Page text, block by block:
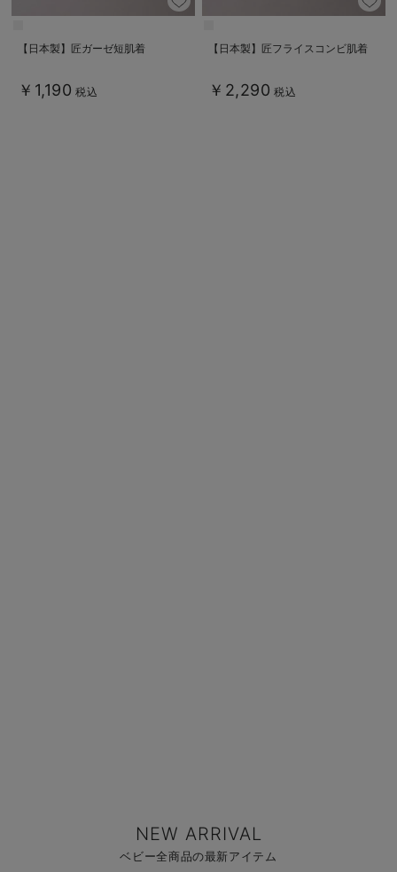
【日本製】匠ガーゼ短肌着
￥1,190 税込
【日本製】匠フライスコンビ肌着
￥2,290 税込
NEW ARRIVAL
ベビー全商品の最新アイテム